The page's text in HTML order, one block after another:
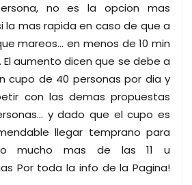
no es la opcion mas
la mas rapida en caso de que a
mareos... en menos de 10 min
El aumento dicen que se debe a
cupo de 40 personas por dia y
con las demas propuestas
y dado que el cupo es
llegar temprano para
mucho mas de las 11 u
Por toda la info de la Pagina!